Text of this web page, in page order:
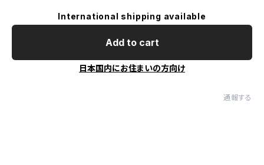
International shipping available
Add to cart
日本国内にお住まいの方向け
通報する